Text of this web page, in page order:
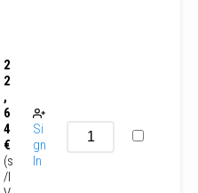
2
2
,
6
4
€
(s
/I
Si
gn
In